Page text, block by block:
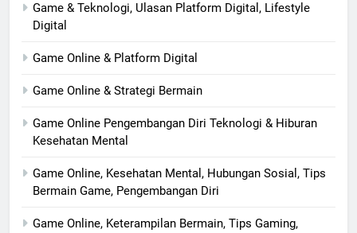
Game & Teknologi, Ulasan Platform Digital, Lifestyle
Digital
Game Online & Platform Digital
Game Online & Strategi Bermain
Game Online Pengembangan Diri Teknologi & Hiburan
Kesehatan Mental
Game Online, Kesehatan Mental, Hubungan Sosial, Tips
Bermain Game, Pengembangan Diri
Game Online, Keterampilan Bermain, Tips Gaming,